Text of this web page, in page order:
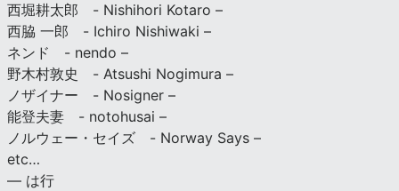
西堀耕太郎 - Nishihori Kotaro –
西脇 一郎 - Ichiro Nishiwaki –
ネンド - nendo –
野木村敦史 - Atsushi Nogimura –
ノザイナー - Nosigner –
能登夫妻 - notohusai –
ノルウェー・セイズ - Norway Says –
etc…
— は行